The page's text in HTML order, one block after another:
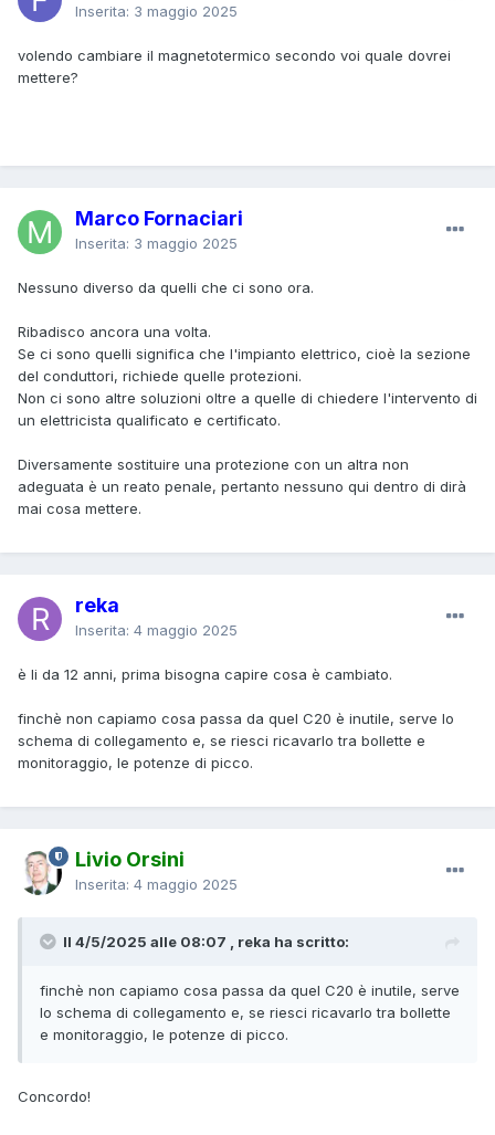
Inserita: 3 maggio 2025
volendo cambiare il magnetotermico secondo voi quale dovrei
mettere?
Marco Fornaciari
Inserita: 3 maggio 2025
Nessuno diverso da quelli che ci sono ora.
Ribadisco ancora una volta.
Se ci sono quelli significa che l'impianto elettrico, cioè la sezione
del conduttori, richiede quelle protezioni.
Non ci sono altre soluzioni oltre a quelle di chiedere l'intervento di
un elettricista qualificato e certificato.
Diversamente sostituire una protezione con un altra non
adeguata è un reato penale, pertanto nessuno qui dentro di dirà
mai cosa mettere.
reka
Inserita: 4 maggio 2025
è li da 12 anni, prima bisogna capire cosa è cambiato.
finchè non capiamo cosa passa da quel C20 è inutile, serve lo
schema di collegamento e, se riesci ricavarlo tra bollette e
monitoraggio, le potenze di picco.
Livio Orsini
Inserita: 4 maggio 2025
Il 4/5/2025 alle 08:07 , reka ha scritto:
finchè non capiamo cosa passa da quel C20 è inutile, serve
lo schema di collegamento e, se riesci ricavarlo tra bollette
e monitoraggio, le potenze di picco.
Concordo!